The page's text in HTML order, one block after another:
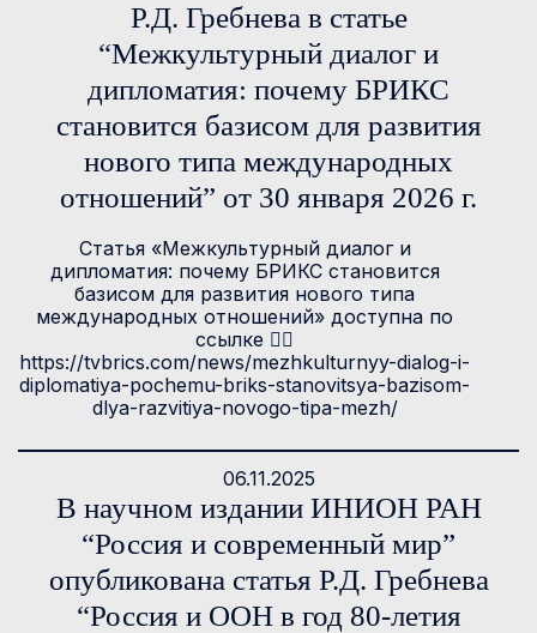
Р.Д. Гребнева в статье
“Межкультурный диалог и
дипломатия: почему БРИКС
становится базисом для развития
нового типа международных
отношений” от 30 января 2026 г.
Статья «Межкультурный диалог и
дипломатия: почему БРИКС становится
базисом для развития нового типа
международных отношений» доступна по
ссылке 👉🏻
https://tvbrics.com/news/mezhkulturnyy-dialog-i-
diplomatiya-pochemu-briks-stanovitsya-bazisom-
dlya-razvitiya-novogo-tipa-mezh/
06.11.2025
В научном издании ИНИОН РАН
“Россия и современный мир”
опубликована статья Р.Д. Гребнева
“Россия и ООН в год 80-летия